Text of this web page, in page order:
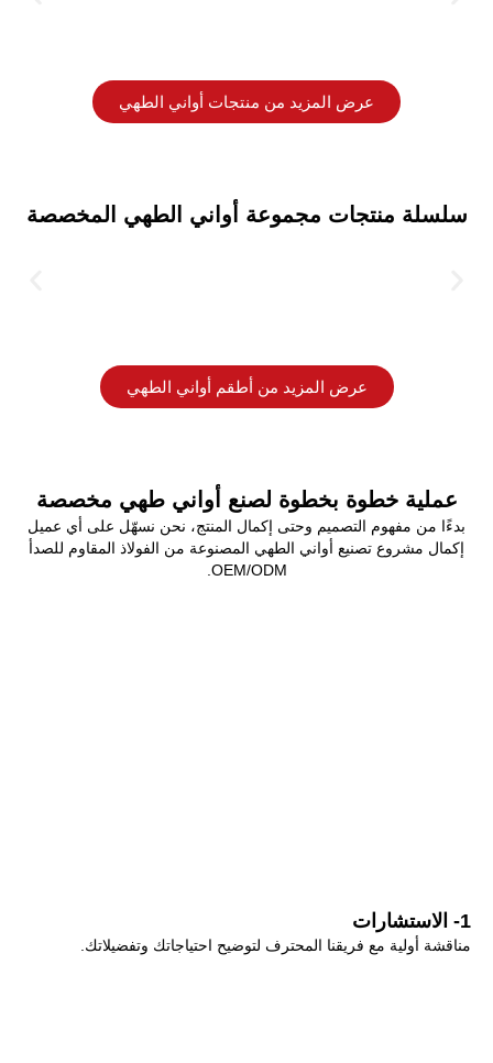
عرض المزيد من منتجات أواني الطهي
سلسلة منتجات مجموعة أواني الطهي المخصصة
عرض المزيد من أطقم أواني الطهي
عملية خطوة بخطوة لصنع أواني طهي مخصصة
بدءًا من مفهوم التصميم وحتى إكمال المنتج، نحن نسهّل على أي عميل
إكمال مشروع تصنيع أواني الطهي المصنوعة من الفولاذ المقاوم للصدأ
OEM/ODM.
1- الاستشارات
مناقشة أولية مع فريقنا المحترف لتوضيح احتياجاتك وتفضيلاتك.